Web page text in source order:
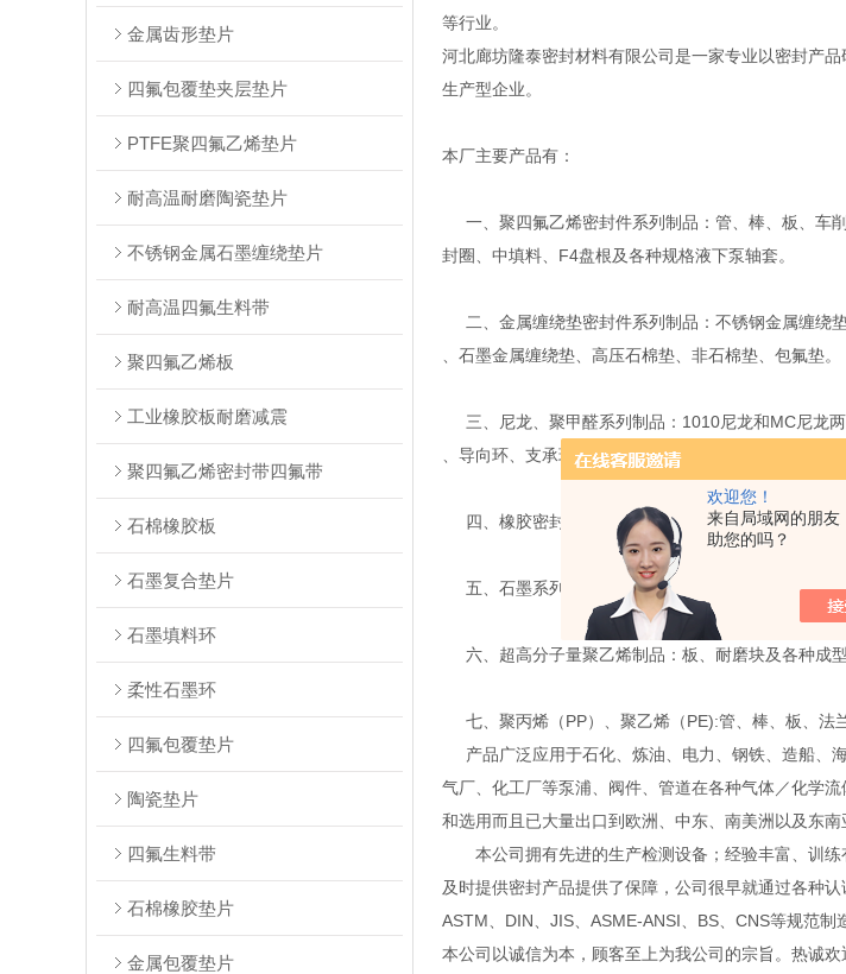
欢迎您！
来自局域网的朋友
助您的吗？
金属齿形垫片
四氟包覆垫夹层垫片
PTFE聚四氟乙烯垫片
耐高温耐磨陶瓷垫片
不锈钢金属石墨缠绕垫片
耐高温四氟生料带
聚四氟乙烯板
工业橡胶板耐磨减震
聚四氟乙烯密封带四氟带
石棉橡胶板
石墨复合垫片
石墨填料环
柔性石墨环
四氟包覆垫片
陶瓷垫片
四氟生料带
石棉橡胶垫片
金属包覆垫片
等行业。
河北廊坊隆泰密封材料有限公司是一家专业以密封产
生产型企业。
本厂主要产品有：
一、聚四氟乙烯密封件系列制品：管、棒、板、车
封圈、中填料、F4盘根及各种规格液下泵轴套。
二、金属缠绕垫密封件系列制品：不锈钢金属缠绕
、石墨金属缠绕垫、高压石棉垫、非石棉垫、包氟垫。
三、尼龙、聚甲醛系列制品：1010尼龙和MC尼龙
、导向环、支承环及各种成型件。
四、橡胶密封件系列制品：氟橡胶、丁晴胶、耐油
五、石墨系列制品：柔性石墨和电碳石墨，品种有：
六、超高分子量聚乙烯制品：板、耐磨块及各种成型
七、聚丙烯（PP）、聚乙烯（PE):管、棒、板、法
产品广泛应用于石化、炼油、电力、钢铁、造船、
气厂、化工厂等泵浦、阀件、管道在各种气体／化学
和选用而且已大量出口到欧洲、中东、南美洲以及东
本公司拥有先进的生产检测设备；经验丰富、训练
及时提供密封产品提供了保障，公司很早就通过各种
ASTM、DIN、JIS、ASME-ANSI、BS、CNS等规范制
本公司以诚信为本，顾客至上为我公司的宗旨。热诚欢